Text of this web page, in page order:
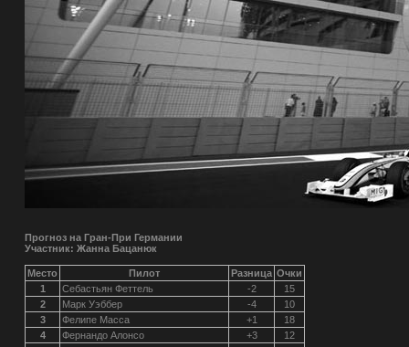
Прогноз на Гран-При Германии
Участник: Жанна Бацанюк
Место Пилот Разница Очки
1
Себастьян Феттель -2
15
2
Марк Уэббер -4
10
3
Фелипе Масса +1
18
4
Фернандо Алонсо +3
12